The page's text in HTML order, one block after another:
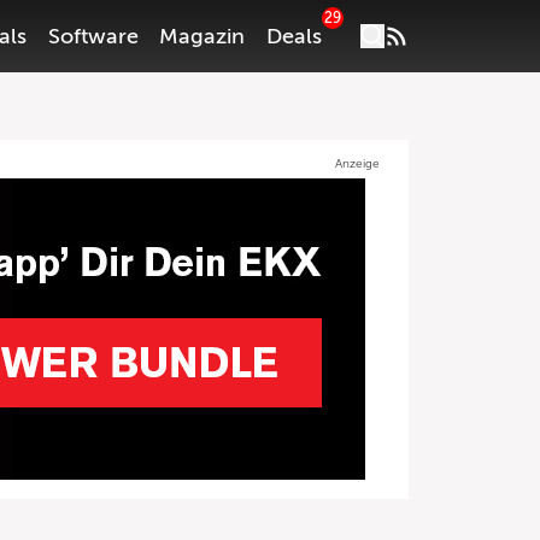
Software Magazin Deals
29
Anzeige